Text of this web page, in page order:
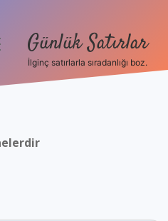
Günlük Satırlar
İlginç satırlarla sıradanlığı boz.